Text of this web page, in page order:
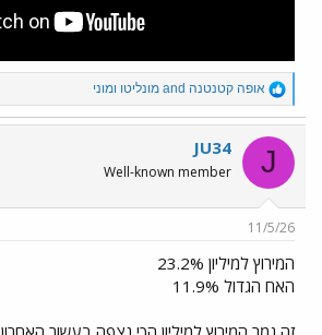
R
e
a
c
i
o
s
אופה קטנטנה מונליטו ומוני
J
JU34
Well-known member
11/5/26
המירוץ למיליון 23.2%
האח הגדול 11.9%